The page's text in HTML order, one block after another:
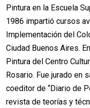
Pintura en la Escuela
1986 impartió cursos
Implementación del
Ciudad Buenos Aires.
Pintura del Centro
Rosario. Fue jurado en
coeditor de “Diario de
revista de teorías y